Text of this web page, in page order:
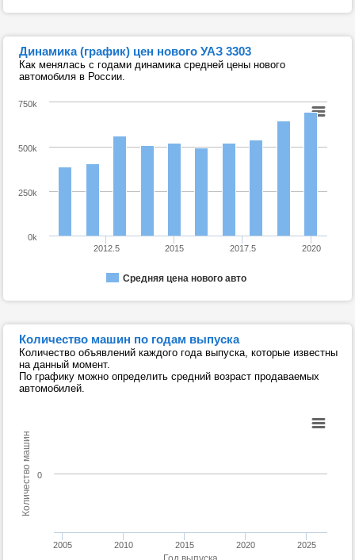
Динамика (график) цен нового УАЗ 3303
Как менялась с годами динамика средней цены нового
автомобиля в России.
Средняя цена нового авто
2012.5 2015 2017.5 2020
0k
250k
500k
750k
Количество машин по годам выпуска
Количество объявлений каждого года выпуска, которые известны
на данный момент.
По графику можно определить средний возраст продаваемых
автомобилей.
Количество машин
2005 2010 2015 2020 2025
0